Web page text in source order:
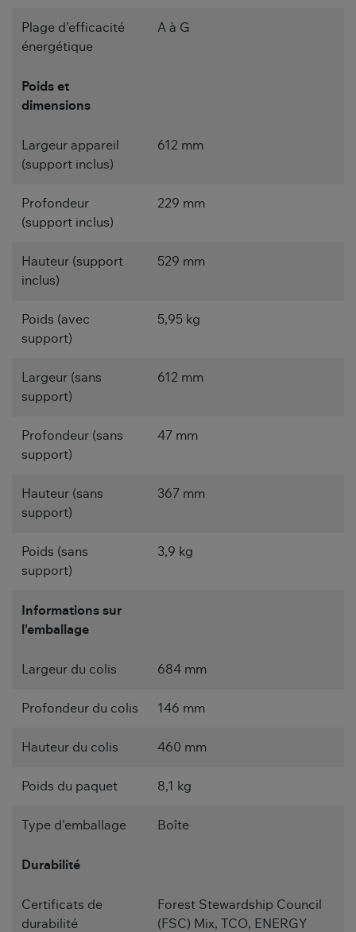
Plage d’efficacité
énergétique
A à G
Poids et
dimensions
Largeur appareil
(support inclus)
612 mm
Profondeur
(support inclus)
229 mm
Hauteur (support
inclus)
529 mm
Poids (avec
support)
5,95 kg
Largeur (sans
support)
612 mm
Profondeur (sans
support)
47 mm
Hauteur (sans
support)
367 mm
Poids (sans
support)
3,9 kg
Informations sur
l'emballage
Largeur du colis 684 mm
Profondeur du colis 146 mm
Hauteur du colis 460 mm
Poids du paquet 8,1 kg
Type d'emballage Boîte
Durabilité
Certificats de
durabilité
Forest Stewardship Council
(FSC) Mix, TCO, ENERGY